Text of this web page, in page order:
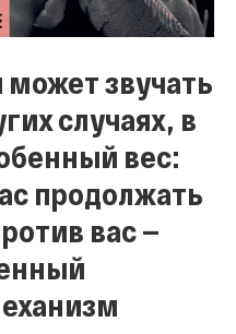
звучать
случаях, в
вес:
продолжать
вас —